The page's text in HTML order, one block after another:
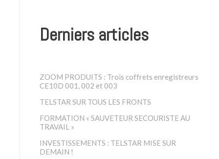
Derniers articles
ZOOM PRODUITS : Trois coffrets enregistreurs
CE10D 001, 002 et 003
TELSTAR SUR TOUS LES FRONTS
FORMATION « SAUVETEUR SECOURISTE AU
TRAVAIL »
INVESTISSEMENTS : TELSTAR MISE SUR
DEMAIN !